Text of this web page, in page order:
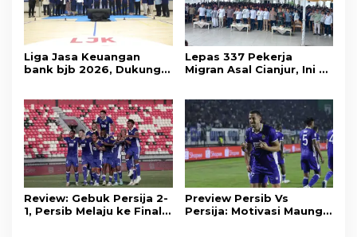
Liga Jasa Keuangan
bank bjb 2026, Dukung
Lepas 337 Pekerja
Migran Asal Cianjur, Ini 3
Review: Gebuk Persija 2-
1, Persib Melaju ke Final
Preview Persib Vs
Persija: Motivasi Maung